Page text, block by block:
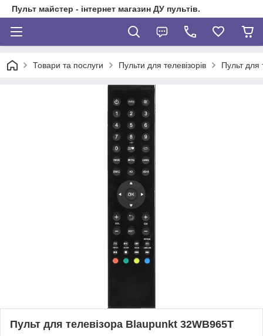
Пульт майстер - інтернет магазин ДУ пультів.
Товари та послуги Пульти для телевізорів Пульт для
Пульт для телевізора Blaupunkt 32WB965T